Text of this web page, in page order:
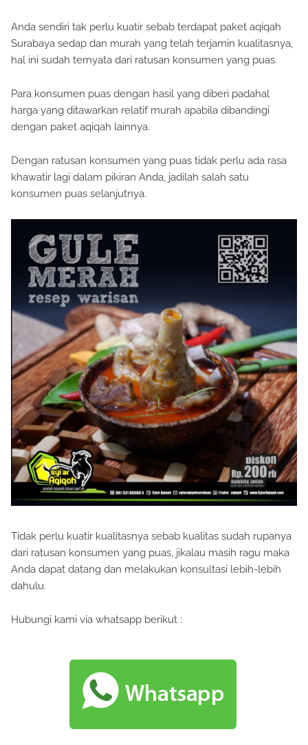
Anda sendiri tak perlu kuatir sebab terdapat paket aqiqah
Surabaya sedap dan murah yang telah terjamin kualitasnya,
hal ini sudah ternyata dari ratusan konsumen yang puas.
Para konsumen puas dengan hasil yang diberi padahal
harga yang ditawarkan relatif murah apabila dibandingi
dengan paket aqiqah lainnya.
Dengan ratusan konsumen yang puas tidak perlu ada rasa
khawatir lagi dalam pikiran Anda, jadilah salah satu
konsumen puas selanjutnya.
Tidak perlu kuatir kualitasnya sebab kualitas sudah rupanya
dari ratusan konsumen yang puas, jikalau masih ragu maka
Anda dapat datang dan melakukan konsultasi lebih-lebih
dahulu.
Hubungi kami via whatsapp berikut :